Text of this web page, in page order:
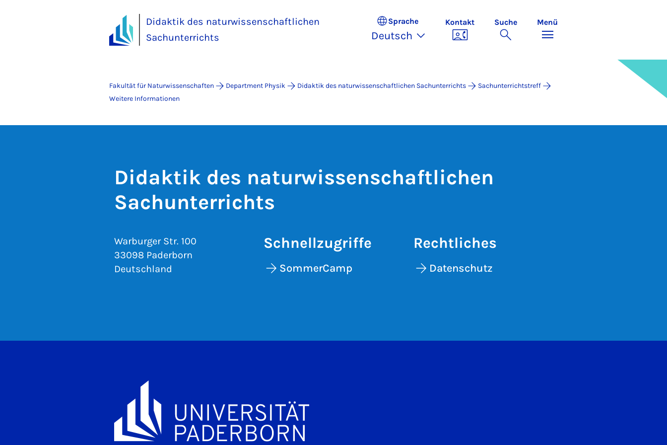
Didaktik des naturwissenschaftlichen
Sachunterrichts
Sprache
Deutsch
Kontakt Suche Menü
Fakultät für Naturwissenschaften Department Physik Didaktik des naturwissenschaftlichen Sachunterrichts
Sachunterrichtstreff
Weitere Informationen
Didaktik des naturwissenschaftlichen
Sachunterrichts
Warburger Str. 100
33098 Paderborn
Deutschland
Schnellzugriffe
SommerCamp
Rechtliches
Datenschutz